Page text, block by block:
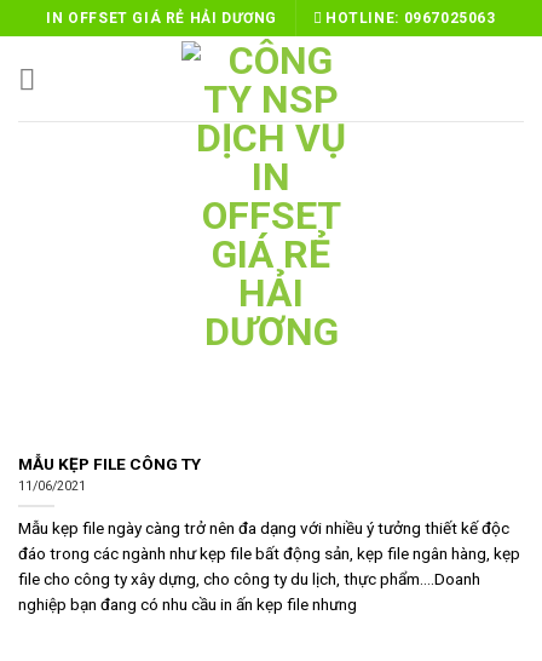
to
content
IN OFFSET GIÁ RẺ HẢI DƯƠNG HOTLINE: 0967025063
MẪU KẸP FILE CÔNG TY
11/06/2021
Mẫu kẹp file ngày càng trở nên đa dạng với nhiều ý tưởng thiết kế độc
đáo trong các ngành như kẹp file bất động sản, kẹp file ngân hàng, kẹp
file cho công ty xây dựng, cho công ty du lịch, thực phẩm….Doanh
nghiệp bạn đang có nhu cầu in ấn kẹp file nhưng